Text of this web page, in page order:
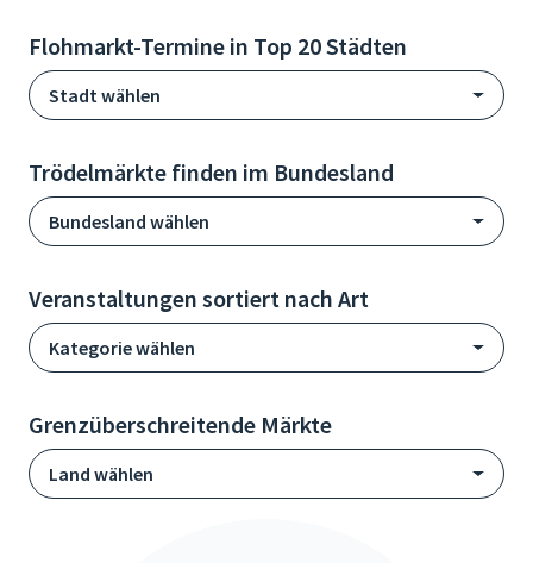
Flohmarkt-Termine in Top 20 Städten
Stadt wählen
Trödelmärkte finden im Bundesland
Bundesland wählen
Veranstaltungen sortiert nach Art
Kategorie wählen
Grenzüberschreitende Märkte
Land wählen